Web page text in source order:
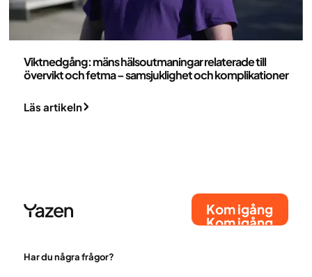
Viktnedgång: mäns hälsoutmaningar relaterade till
övervikt och fetma – samsjuklighet och komplikationer
Läs artikeln
Kom igång
Kom igång
Har du några frågor?